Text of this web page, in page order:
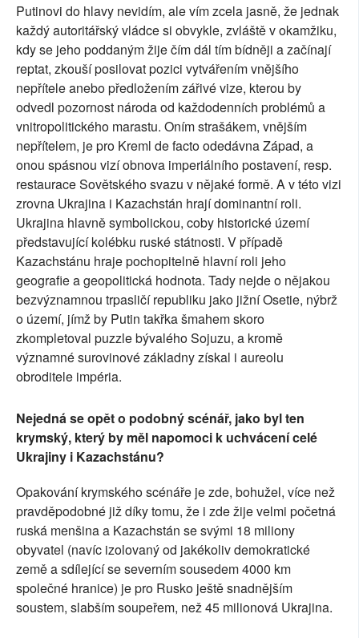
Putinovi do hlavy nevidím, ale vím zcela jasně, že jednak
každý autoritářský vládce si obvykle, zvláště v okamžiku,
kdy se jeho poddaným žije čím dál tím bídněji a začínají
reptat, zkouší posilovat pozici vytvářením vnějšího
nepřítele anebo předložením zářivé vize, kterou by
odvedl pozornost národa od každodenních problémů a
vnitropolitického marastu. Oním strašákem, vnějším
nepřítelem, je pro Kreml de facto odedávna Západ, a
onou spásnou vizí obnova imperiálního postavení, resp.
restaurace Sovětského svazu v nějaké formě. A v této vizi
zrovna Ukrajina i Kazachstán hrají dominantní roli.
Ukrajina hlavně symbolickou, coby historické území
představující kolébku ruské státnosti. V případě
Kazachstánu hraje pochopitelně hlavní roli jeho
geografie a geopolitická hodnota. Tady nejde o nějakou
bezvýznamnou trpasličí republiku jako jižní Osetie, nýbrž
o území, jímž by Putin takřka šmahem skoro
zkompletoval puzzle bývalého Sojuzu, a kromě
významné surovinové základny získal i aureolu
obroditele impéria.
Nejedná se opět o podobný scénář, jako byl ten
krymský, který by měl napomoci k uchvácení celé
Ukrajiny i Kazachstánu?
Opakování krymského scénáře je zde, bohužel, více než
pravděpodobné již díky tomu, že i zde žije velmi početná
ruská menšina a Kazachstán se svými 18 miliony
obyvatel (navíc izolovaný od jakékoliv demokratické
země a sdílející se severním sousedem 4000 km
společné hranice) je pro Rusko ještě snadnějším
soustem, slabším soupeřem, než 45 milionová Ukrajina.